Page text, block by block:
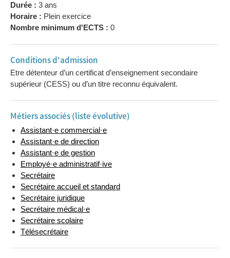
Durée : 3 ans
Horaire : Plein exercice
Nombre minimum d'ECTS : 0
Conditions d'admission
Etre détenteur d’un certificat d’enseignement secondaire
supérieur (CESS) ou d’un titre reconnu équivalent.
Métiers associés (liste évolutive)
Assistant·e commercial·e
Assistant·e de direction
Assistant·e de gestion
Employé·e administratif·ive
Secrétaire
Secrétaire accueil et standard
Secrétaire juridique
Secrétaire médical·e
Secrétaire scolaire
Télésecrétaire